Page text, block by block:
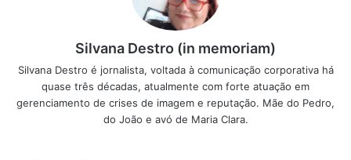
Silvana Destro (in memoriam)
Silvana Destro é jornalista, voltada à comunicação corporativa há
quase três décadas, atualmente com forte atuação em
gerenciamento de crises de imagem e reputação. Mãe do Pedro,
do João e avó de Maria Clara.